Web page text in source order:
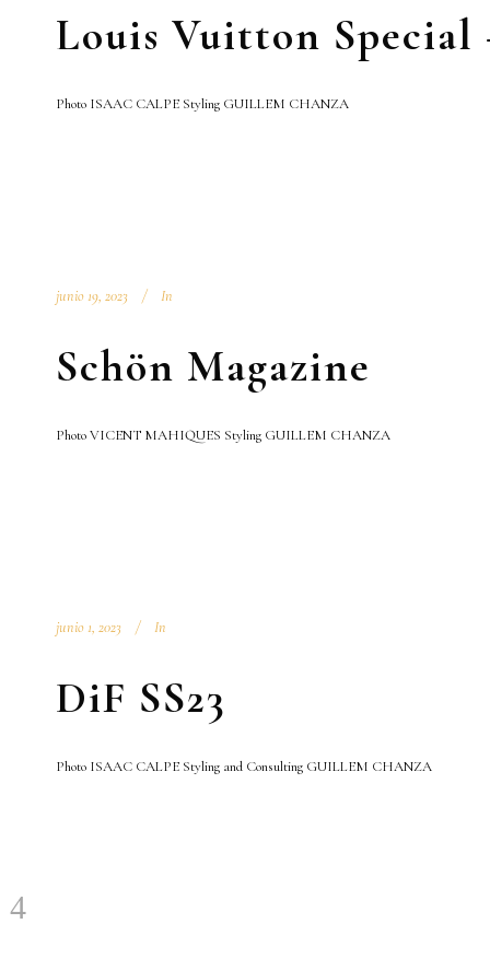
Louis Vuitton Special
Photo ISAAC CALPE Styling GUILLEM CHANZA
junio 19, 2023 In
Schön Magazine
Photo VICENT MAHIQUES Styling GUILLEM CHANZA
junio 1, 2023 In
DiF SS23
Photo ISAAC CALPE Styling and Consulting GUILLEM CHANZA